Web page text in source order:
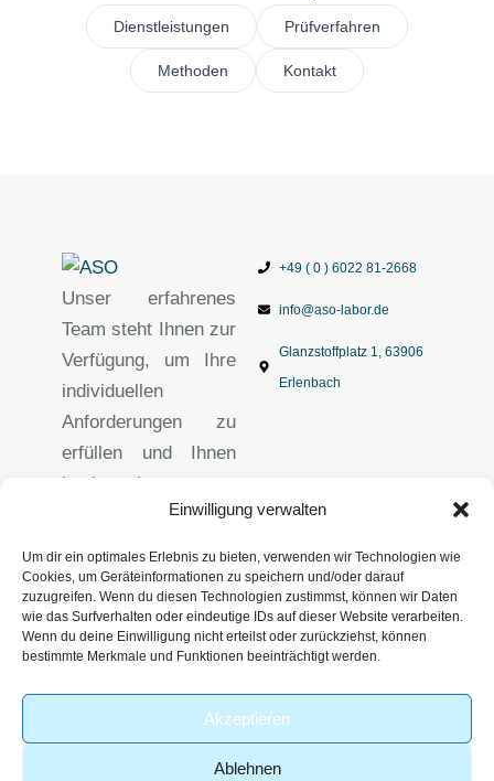
Einwilligung verwalten
Um dir ein optimales Erlebnis zu bieten, verwenden wir Technologien wie
Cookies, um Geräteinformationen zu speichern und/oder darauf
zuzugreifen. Wenn du diesen Technologien zustimmst, können wir Daten
wie das Surfverhalten oder eindeutige IDs auf dieser Website verarbeiten.
Wenn du deine Einwilligung nicht erteilst oder zurückziehst, können
bestimmte Merkmale und Funktionen beeinträchtigt werden.
Akzeptieren
Ablehnen
Dienstleistungen Prüfverfahren
Methoden Kontakt
Unser erfahrenes
Team steht Ihnen zur
Verfügung, um Ihre
individuellen
Anforderungen zu
erfüllen und Ihnen
hochwertige
anzubieten.
Impressum
Datenschutzerklärun
AGB
+49 ( 0 ) 6022 81-2668
info@aso-labor.de
Glanzstoffplatz 1, 63906
Erlenbach